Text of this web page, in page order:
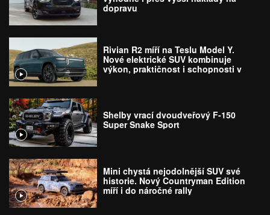
dopravu
Rivian R2 míří na Teslu Model Y.
Nové elektrické SUV kombinuje
výkon, praktičnost i schopnosti v
Shelby vrací dvoudveřový F-150
Super Snake Sport
Mini chystá nejodolnější SUV své
historie. Nový Countryman Edition
míří i do náročné rally